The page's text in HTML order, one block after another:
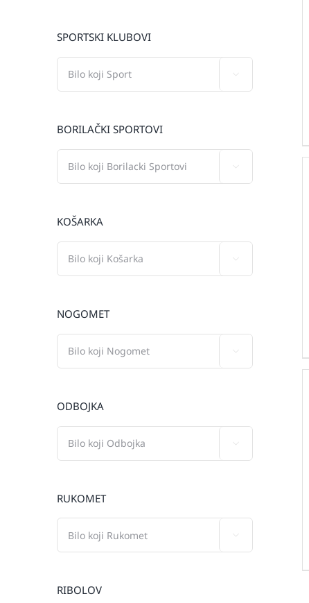
SPORTSKI KLUBOVI
BORILAČKI SPORTOVI
KOŠARKA
NOGOMET
ODBOJKA
RUKOMET
RIBOLOV